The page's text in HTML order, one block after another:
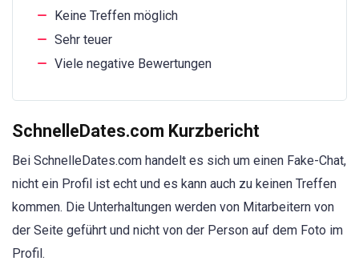
Keine Treffen möglich
Sehr teuer
Viele negative Bewertungen
SchnelleDates.com Kurzbericht
Bei SchnelleDates.com handelt es sich um einen Fake-Chat,
nicht ein Profil ist echt und es kann auch zu keinen Treffen
kommen. Die Unterhaltungen werden von Mitarbeitern von
der Seite geführt und nicht von der Person auf dem Foto im
Profil.